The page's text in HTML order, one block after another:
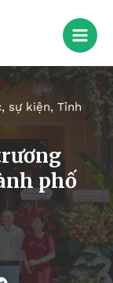
sự kiện, Tỉnh
phố